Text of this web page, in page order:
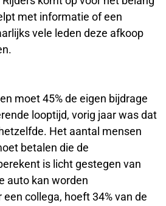
met informatie of een
vele leden deze afkoop
moet 45% de eigen bijdrage
looptijd, vorig jaar was dat
Het aantal mensen
betalen die de
is licht gestegen van
auto kan worden
collega, hoeft 34% van de